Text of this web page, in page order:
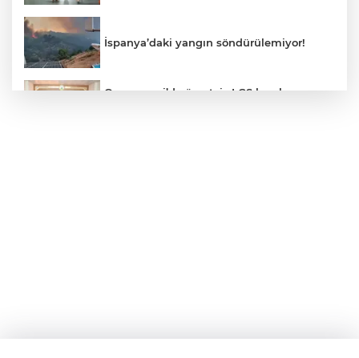
İspanya’daki yangın söndürülemiyor!
Osmangazi’de ücretsiz LGS kurslarının